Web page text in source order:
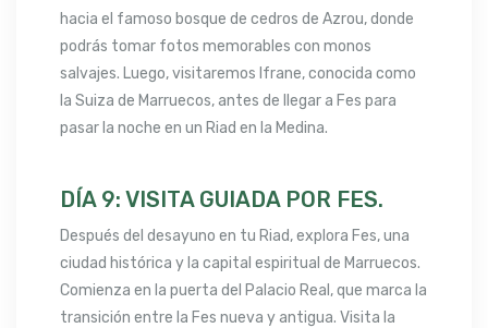
hacia el famoso bosque de cedros de Azrou, donde
podrás tomar fotos memorables con monos
salvajes. Luego, visitaremos Ifrane, conocida como
la Suiza de Marruecos, antes de llegar a Fes para
pasar la noche en un Riad en la Medina.
DÍA 9: VISITA GUIADA POR FES.
Después del desayuno en tu Riad, explora Fes, una
ciudad histórica y la capital espiritual de Marruecos.
Comienza en la puerta del Palacio Real, que marca la
transición entre la Fes nueva y antigua. Visita la